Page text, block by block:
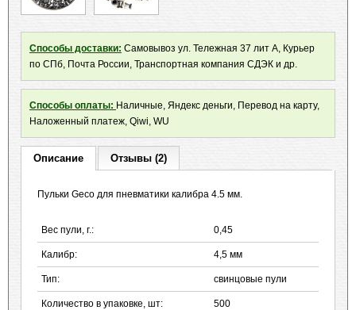
Способы доставки: Самовывоз ул. Тележная 37 лит А, Курьер
по СПб, Почта России, Транспортная компания СДЭК и др.
Способы оплаты: Наличные, Яндекс деньги, Перевод на карту,
Наложенный платеж, Qiwi, WU
Описание Отзывы (2)
Пульки Geсo для пневматики калибра 4.5 мм.
Вес пули, г.: 0,45
Калибр: 4,5 мм
Тип: свинцовые пули
Количество в упаковке, шт: 500